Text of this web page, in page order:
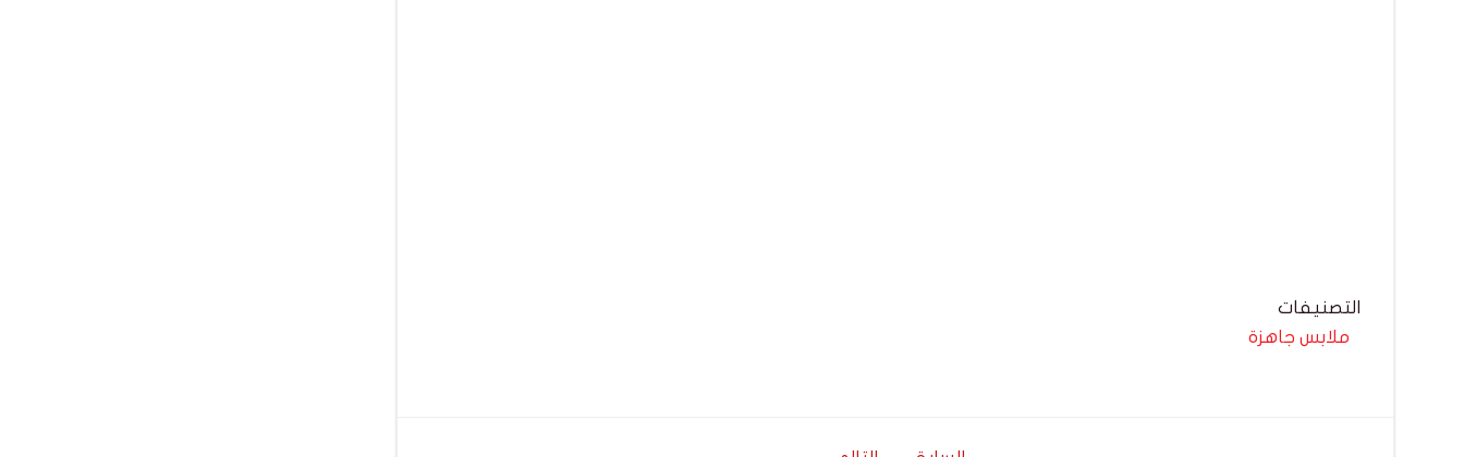
التصنيفات
ملابس جاهزة